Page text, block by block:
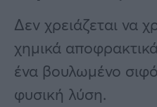
ΕΣΠΑ
Αθλητικά
Υγεία
Γυναίκα
Δεν χρειάζεται να
χημικά
ένα βουλωμένο
φυσική λύση.